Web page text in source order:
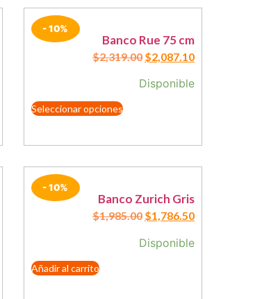
- 10%
Banco Rue 75 cm
$2,319.00 $2,087.10
Disponible
Seleccionar opciones
- 10%
Banco Zurich Gris
$1,985.00 $1,786.50
Disponible
Añadir al carrito